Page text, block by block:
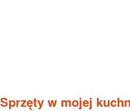
Sprzęty w mojej